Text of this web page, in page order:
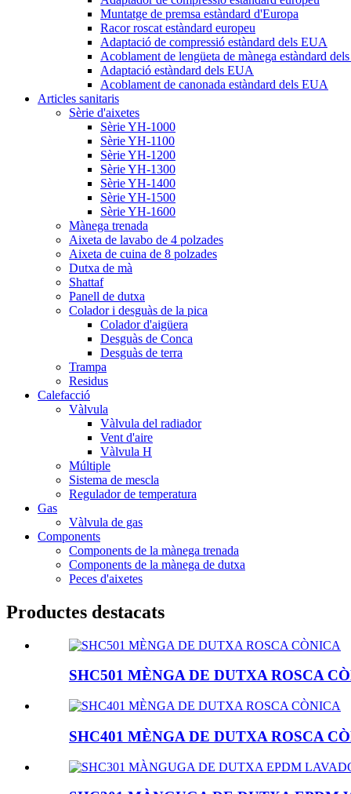
Muntatge de premsa estàndard d'Europa
Racor roscat estàndard europeu
Adaptació de compressió estàndard dels EUA
Acoblament de lengüeta de mànega estàndard
Adaptació estàndard dels EUA
Acoblament de canonada estàndard dels EUA
Articles sanitaris
Sèrie d'aixetes
Sèrie YH-1000
Sèrie YH-1100
Sèrie YH-1200
Sèrie YH-1300
Sèrie YH-1400
Sèrie YH-1500
Sèrie YH-1600
Mànega trenada
Aixeta de lavabo de 4 polzades
Aixeta de cuina de 8 polzades
Dutxa de mà
Shattaf
Panell de dutxa
Colador i desguàs de la pica
Colador d'aigüera
Desguàs de Conca
Desguàs de terra
Trampa
Residus
Calefacció
Vàlvula
Vàlvula del radiador
Vent d'aire
Vàlvula H
Múltiple
Sistema de mescla
Regulador de temperatura
Gas
Vàlvula de gas
Components
Components de la mànega trenada
Components de la mànega de dutxa
Peces d'aixetes
Productes destacats
SHC501 MÈNGA DE DUTXA ROSCA
SHC401 MÈNGA DE DUTXA ROSCA